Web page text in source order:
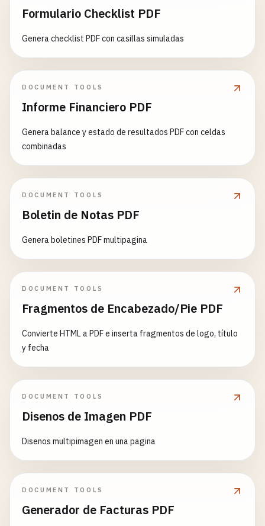
Formulario Checklist PDF
Genera checklist PDF con casillas simuladas
DOCUMENT TOOLS
Informe Financiero PDF
Genera balance y estado de resultados PDF con celdas
combinadas
DOCUMENT TOOLS
Boletin de Notas PDF
Genera boletines PDF multipagina
DOCUMENT TOOLS
Fragmentos de Encabezado/Pie PDF
Convierte HTML a PDF e inserta fragmentos de logo, título
y fecha
DOCUMENT TOOLS
Disenos de Imagen PDF
Disenos multipimagen en una pagina
DOCUMENT TOOLS
Generador de Facturas PDF